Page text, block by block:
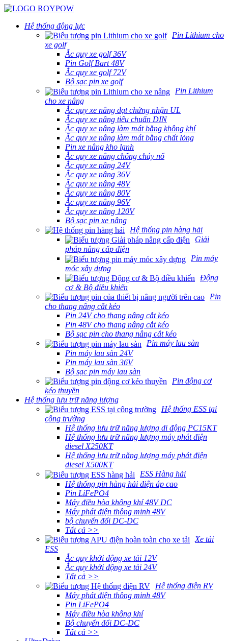
Hệ thống động lực
Pin Lithium cho
xe golf
Ắc quy xe golf 36V
Pin Golf Bart 48V
Ắc quy xe golf 72V
Bộ sạc pin xe golf
Pin Lithium
cho xe nâng
Ắc quy xe nâng đạt chứng nhận UL
Ắc quy xe nâng tiêu chuẩn DIN
Ắc quy xe nâng làm mát bằng không khí
Ắc quy xe nâng làm mát bằng chất lỏng
Pin xe nâng kho lạnh
Ắc quy xe nâng chống cháy nổ
Ắc quy xe nâng 24V
Ắc quy xe nâng 36V
Ắc quy xe nâng 48V
Ắc quy xe nâng 80V
Ắc quy xe nâng 96V
Ắc quy xe nâng 120V
Bộ sạc pin xe nâng
Hệ thống pin hàng hải
Giải
pháp nâng cấp điện
Pin máy
móc xây dựng
Động
cơ & Bộ điều khiển
Pin
cho thang nâng cắt kéo
Pin 24V cho thang nâng cắt kéo
Pin 48V cho thang nâng cắt kéo
Bộ sạc pin cho thang nâng cắt kéo
Pin máy lau sàn
Pin máy lau sàn 24V
Pin máy lau sàn 36V
Bộ sạc pin máy lau sàn
Pin động cơ
kéo thuyền
Hệ thống lưu trữ năng lượng
Hệ thống ESS tại
công trường
Hệ thống lưu trữ năng lượng di động PC15KT
Hệ thống lưu trữ năng lượng máy phát điện
diesel X250KT
Hệ thống lưu trữ năng lượng máy phát điện
diesel X500KT
ESS Hàng hải
Hệ thống pin hàng hải điện áp cao
Pin LiFePO4
Máy điều hòa không khí 48V DC
Máy phát điện thông minh 48V
bộ chuyển đổi DC-DC
Tất cả >>
Xe tải
ESS
Ắc quy khởi động xe tải 12V
Ắc quy khởi động xe tải 24V
Tất cả >>
Hệ thống điện RV
Máy phát điện thông minh 48V
Pin LiFePO4
Máy điều hòa không khí
Bộ chuyển đổi DC-DC
Tất cả >>